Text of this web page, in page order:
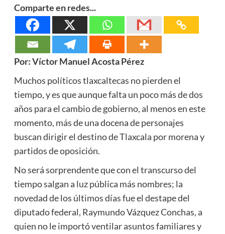
Comparte en redes...
Por: Víctor Manuel Acosta Pérez
Muchos políticos tlaxcaltecas no pierden el
tiempo, y es que aunque falta un poco más de dos
años para el cambio de gobierno, al menos en este
momento, más de una docena de personajes
buscan dirigir el destino de Tlaxcala por morena y
partidos de oposición.
No será sorprendente que con el transcurso del
tiempo salgan a luz pública más nombres; la
novedad de los últimos días fue el destape del
diputado federal, Raymundo Vázquez Conchas, a
quien no le importó ventilar asuntos familiares y